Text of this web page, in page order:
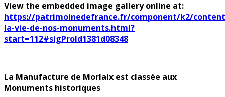
View the embedded image gallery online at:
https://patrimoinedefrance.fr/component/k2/
la-vie-de-nos-monuments.html?
start=112#sigProId1381d08348
La Manufacture de Morlaix est classée aux
Monuments historiques